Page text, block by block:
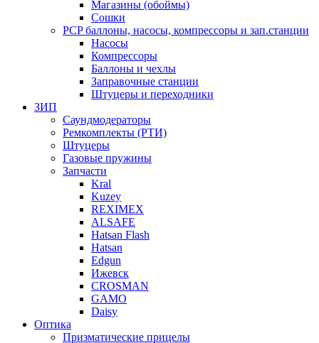
Магазины (обоймы)
Сошки
PCP баллоны, насосы, компрессоры и зап.станции
Насосы
Компрессоры
Баллоны и чехлы
Заправочные станции
Штуцеры и переходники
ЗИП
Саундмодераторы
Ремкомплекты (РТИ)
Штуцеры
Газовые пружины
Запчасти
Kral
Kuzey
REXIMEX
ALSAFE
Hatsan Flash
Hatsan
Edgun
Ижевск
CROSMAN
GAMO
Daisy
Оптика
Призматические прицелы